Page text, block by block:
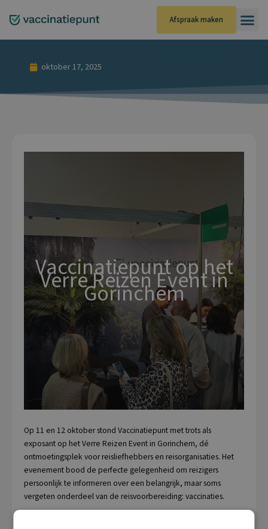
naar
Afspraak maken
oktober 17, 2025
Vaccinatiepunt op het
Verre Reizen Event in
Gorinchem
Op 11 en 12 oktober stond Vaccinatiepunt met trots als
exposant op het Verre Reizen Event in Gorinchem, dé
ontmoetingsplek voor reisliefhebbers en reisorganisaties. Het
evenement bood de perfecte gelegenheid om reizigers
persoonlijk te informeren over een belangrijk, maar soms
vergeten onderdeel van de reisvoorbereiding: vaccinaties.